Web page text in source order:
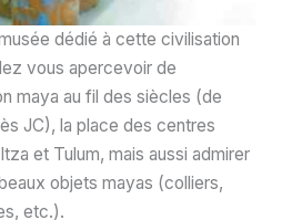
dédié à cette civilisation
vous apercevoir de
maya au fil des siècles (de
JC), la place des centres
et Tulum, mais aussi admirer
objets mayas (colliers,
etc.).